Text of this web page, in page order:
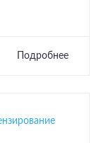
Подробнее